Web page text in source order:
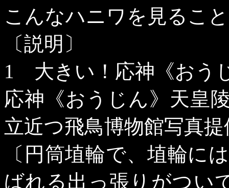
こんなハニワを見るこ
〔説明〕
1 大きい！応神《おう
応神《おうじん》天皇
立近つ飛鳥博物館写真提
〔円筒埴輪で、埴輪に
ばれる出っ張りがつい